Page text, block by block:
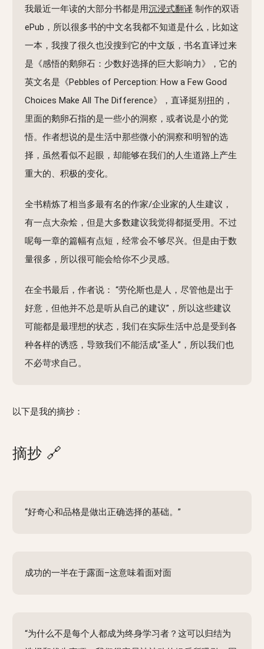
我最近一年读的大部分书都是用沉浸式翻译 制作的双语
ePub，所以很多书的中文名我都不知道是什么，比如这
一本，我搜了很久也没搜到它的中文版，书名直译过来
是《感悟的鹅卵石：少数好选择的巨大影响力》，它的
英文名是《Pebbles of Perception: How a Few Good
Choices Make All The Difference》，直译挺别扭的，
里面的鹅卵石指的是一些小的洞察，或者说是小的觉
悟。作者想说的是生活中那些微小的洞察和明智的选
择，虽然看似不起眼，却能够在我们的人生道路上产生
重大的、积极的变化。
全书精炼了相当多最有名的作家/企业家的人生建议，
有一点大杂烩，但是大多数建议我觉得都挺受用。不过
呢每一章的篇幅有点短，经常会不够尽兴。但是由于数
量很多，所以很可能会给你不少灵感。
在全书最后，作者说： “劳伦斯也是人，尽管他是出于
好意，但他并不总是听从自己的建议”，所以这些建议
可能都是最理想的状态，我们在实际生活中总是受到各
种各样的诱惑，导致我们不能活成“圣人”，所以我们也
不必苛求自己。
以下是我的摘抄：
摘抄 🔗
“好奇心和品格是做出正确选择的基础。”
成功的一半在于露面–这意味着面对面
“为什么不是每个人都成为终身学习者？这可以归结为